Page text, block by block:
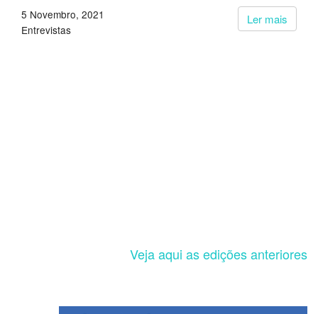
Ler mais
5 Novembro, 2021
Entrevistas
Veja aqui as edições anteriores